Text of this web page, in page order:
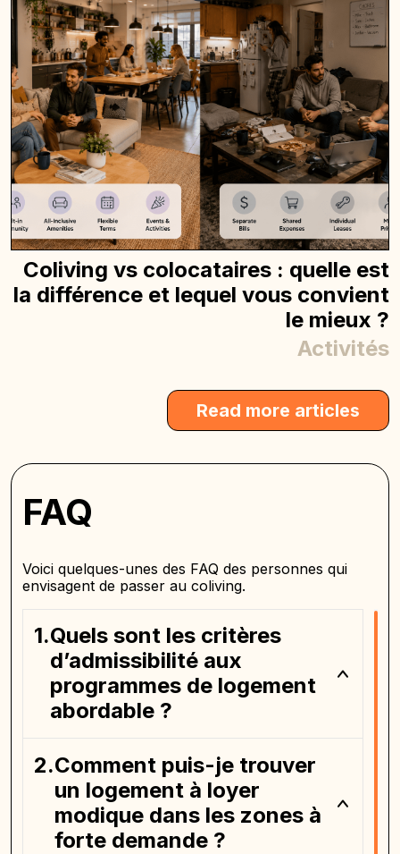
Coliving vs colocataires : quelle est
la différence et lequel vous convient
le mieux ?
Activités
Read more articles
FAQ
Voici quelques-unes des FAQ des personnes qui
envisagent de passer au coliving.
Quels sont les critères
d’admissibilité aux
programmes de logement
abordable ?
Comment puis-je trouver
un logement à loyer
modique dans les zones à
forte demande ?